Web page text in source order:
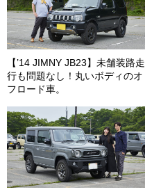
【’14 JIMNY JB23】未舗装路走
行も問題なし！丸いボディのオ
フロード車。